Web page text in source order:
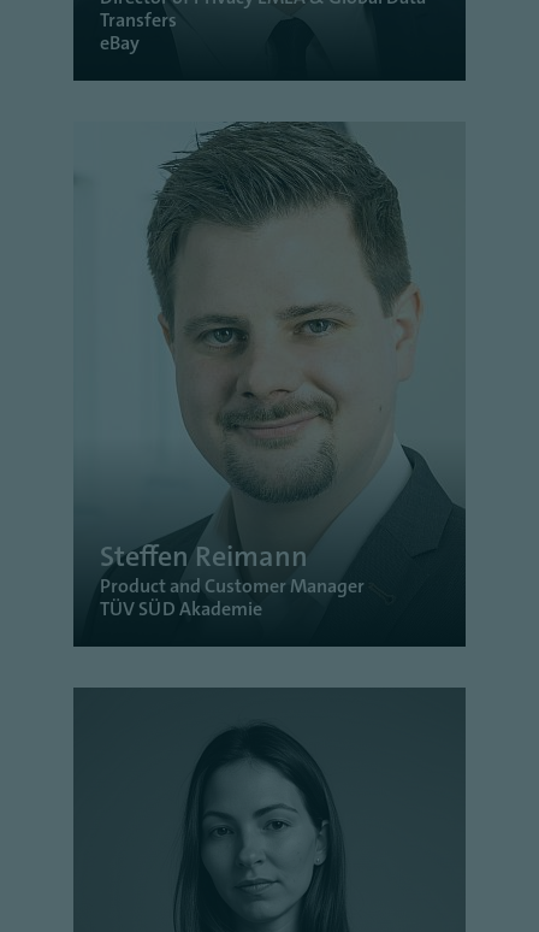
Transfers
eBay
Steffen Reimann
Product and Customer Manager
TÜV SÜD Akademie